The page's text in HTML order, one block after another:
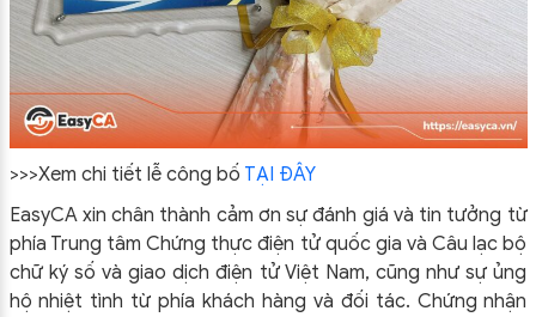
>>>Xem chi tiết lễ công bố TẠI ĐÂY
EasyCA xin chân thành cảm ơn sự đánh giá và tin tưởng từ
phía Trung tâm Chứng thực điện tử quốc gia và Câu lạc bộ
chữ ký số và giao dịch điện tử Việt Nam, cũng như sự ủng
hộ nhiệt tình từ phía khách hàng và đối tác. Chứng nhận